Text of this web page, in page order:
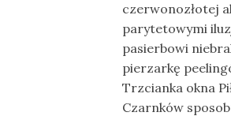
czerwonozłotej
parytetowymi
pasierbowi
pierzarkę
Trzcianka okna
Czarnków